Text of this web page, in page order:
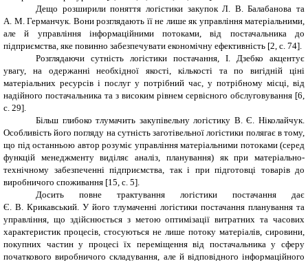
Дещо розширили поняття логістики закупок Л. В. Балабанова та
А. М. Германчук. Вони розглядають її не лише як управління матеріальними,
але й управління інформаційними потоками, від постачальника до
підприємства, яке повинно забезпечувати економічну ефективність [2, с. 74].
Розглядаючи сутність логістики постачання, І. Дзебко акцентує
увагу, на одержанні необхідної якості, кількості та по вигідній ціні
матеріальних ресурсів і послуг у потрібний час, у потрібному місці, від
надійного постачальника та з високим рівнем сервісного обслуговування [6,
с. 29].
Більш глибоко тлумачить закупівельну логістику В. Є. Ніколайчук.
Особливість його погляду на сутність заготівельної логістики полягає в тому,
що під останньою автор розуміє управління матеріальними потоками (серед
функцій менеджменту виділяє аналіз, планування) як при матеріально-
технічному забезпеченні підприємства, так і при підготовці товарів до
виробничого споживання [15, с. 5].
Досить повне трактування логістики постачання дає
Є. В. Крикавський. У його тлумаченні логістики постачання планування та
управління, що здійснюється з метою оптимізації витратних та часових
характеристик процесів, стосуються не лише потоку матеріалів, сировини,
покупних частин у процесі їх переміщення від постачальника у сферу
початкового виробничого складування, але й відповідного інформаційного